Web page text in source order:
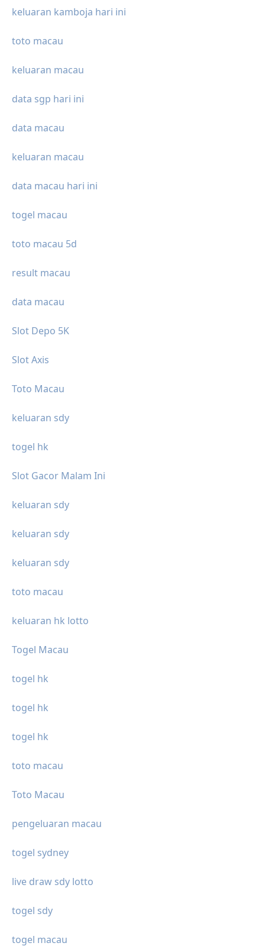
keluaran kamboja hari ini
toto macau
keluaran macau
data sgp hari ini
data macau
keluaran macau
data macau hari ini
togel macau
toto macau 5d
result macau
data macau
Slot Depo 5K
Slot Axis
Toto Macau
keluaran sdy
togel hk
Slot Gacor Malam Ini
keluaran sdy
keluaran sdy
keluaran sdy
toto macau
keluaran hk lotto
Togel Macau
togel hk
togel hk
togel hk
toto macau
Toto Macau
pengeluaran macau
togel sydney
live draw sdy lotto
togel sdy
togel macau